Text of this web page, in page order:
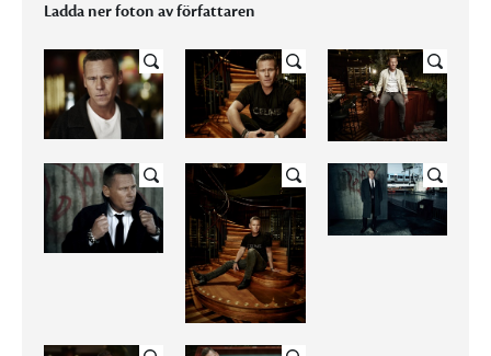
Ladda ner foton av författaren